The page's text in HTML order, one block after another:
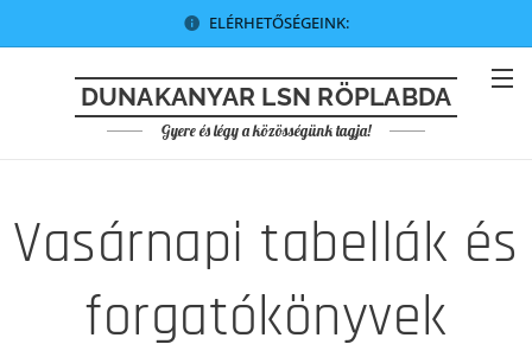
ELÉRHETŐSÉGEINK:
DUNAKANYAR LSN RÖPLABDA
Gyere és légy a közösségünk tagja!
Vasárnapi tabellák és
forgatókönyvek